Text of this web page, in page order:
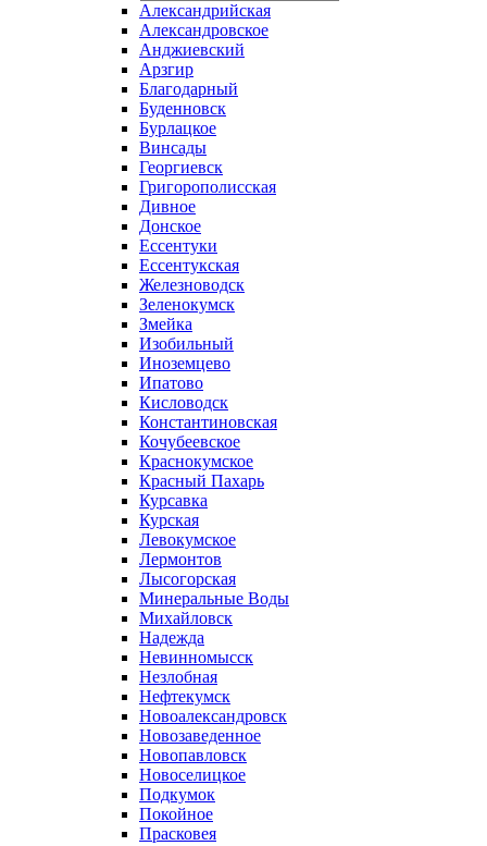
Александрийская
Александровское
Анджиевский
Арзгир
Благодарный
Буденновск
Бурлацкое
Винсады
Георгиевск
Григорополисская
Дивное
Донское
Ессентуки
Ессентукская
Железноводск
Зеленокумск
Змейка
Изобильный
Иноземцево
Ипатово
Кисловодск
Константиновская
Кочубеевское
Краснокумское
Красный Пахарь
Курсавка
Курская
Левокумское
Лермонтов
Лысогорская
Минеральные Воды
Михайловск
Надежда
Невинномысск
Незлобная
Нефтекумск
Новоалександровск
Новозаведенное
Новопавловск
Новоселицкое
Подкумок
Покойное
Прасковея